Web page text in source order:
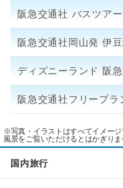
阪急交通社 バスツア
阪急交通社岡山発 伊
ディズニーランド 阪
阪急交通社フリープラ
※写真・イラストはすべてイメー
風景をご覧いただけるとはかぎりま
国内旅行